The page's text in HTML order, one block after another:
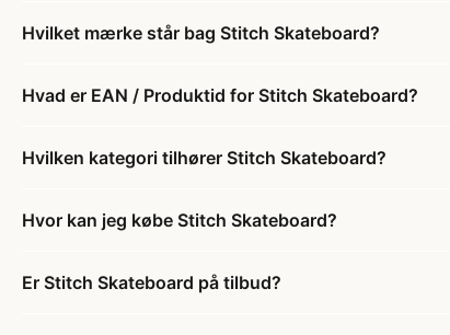
Hvilket mærke står bag Stitch Skateboard?
Hvad er EAN / Produktid for Stitch Skateboard?
Hvilken kategori tilhører Stitch Skateboard?
Hvor kan jeg købe Stitch Skateboard?
Er Stitch Skateboard på tilbud?